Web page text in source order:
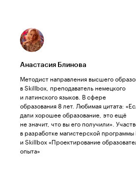
Анастасия Блинова
Методист направления высшего
в Skillbox, преподаватель немецкого
и латинского языков. В сфере
образования 8 лет. Любимая цитата:
дали хорошее образование, это ещё
не значит, что вы его получили».
в разработке магистерской
и Skillbox «Проектирование
опыта»